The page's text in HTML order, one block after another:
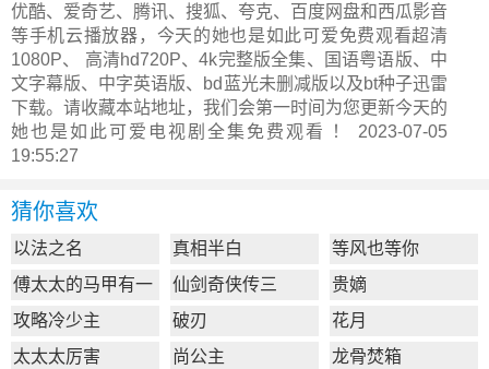
优酷、爱奇艺、腾讯、搜狐、夸克、百度网盘和西瓜影音
等手机云播放器，今天的她也是如此可爱免费观看超清
1080P、 高清hd720P、4k完整版全集、国语粤语版、中
文字幕版、中字英语版、bd蓝光未删减版以及bt种子迅雷
下载。请收藏本站地址，我们会第一时间为您更新今天的
她也是如此可爱电视剧全集 免费观看 ！ 2023-07-05
19:55:27
猜你喜欢
以法之名 真相半白
等风也等你
傅太太的马甲有一
点多
仙剑奇侠传三
贵嫡
攻略冷少主
破刃
花月
太太太厉害
尚公主 龙骨焚箱